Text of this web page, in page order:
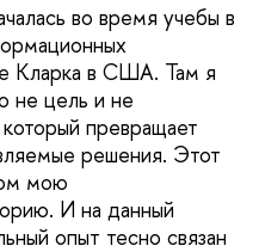
во время учебы в
Кларка в США. Там я
не цель и не
превращает
решения. Этот
мою
И на данный
опыт тесно связан